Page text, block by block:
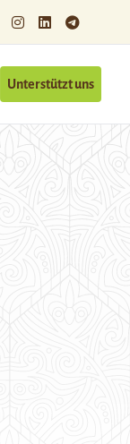
Unterstützt uns